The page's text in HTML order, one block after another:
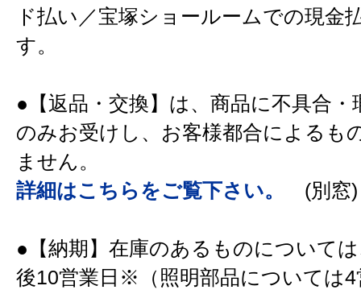
ド払い／宝塚ショールームでの現金
す。
●【返品・交換】は、商品に不具合・
のみお受けし、お客様都合によるも
ません。
詳細はこちらをご覧下さい。
(別窓)
●【納期】在庫のあるものについて
後10営業日※（照明部品については4